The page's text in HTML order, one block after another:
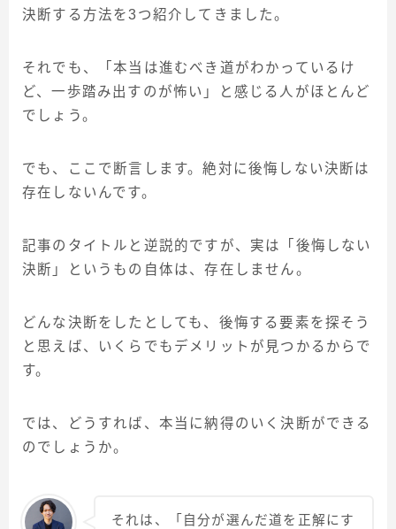
決断する方法を3つ紹介してきました。
それでも、「本当は進むべき道がわかっているけ
ど、一歩踏み出すのが怖い」と感じる人がほとんど
でしょう。
でも、ここで断言します。絶対に後悔しない決断は
存在しないんです。
記事のタイトルと逆説的ですが、実は「後悔しない
決断」というもの自体は、存在しません。
どんな決断をしたとしても、後悔する要素を探そう
と思えば、いくらでもデメリットが見つかるからで
す。
では、どうすれば、本当に納得のいく決断ができる
のでしょうか。
それは、「自分が選んだ道を正解にす